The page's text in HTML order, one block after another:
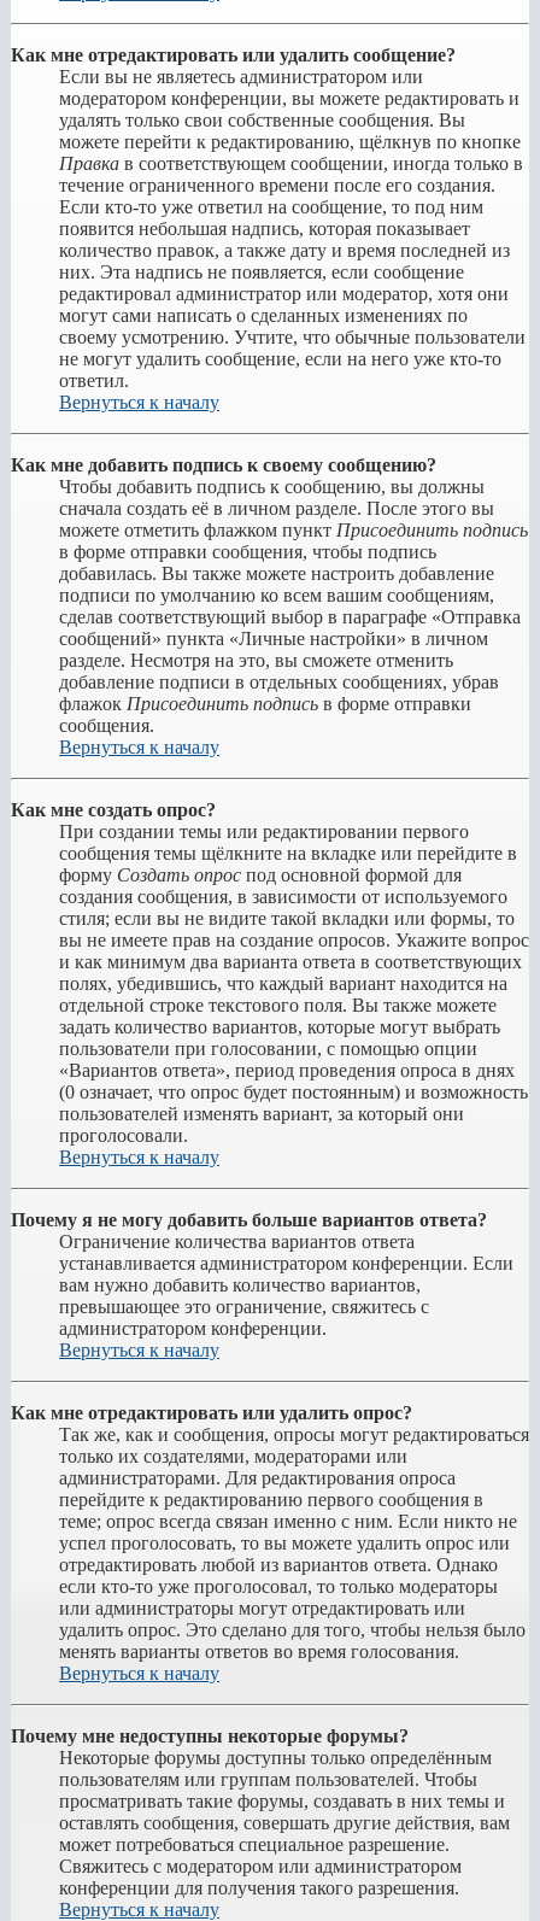
Как мне отредактировать или удалить сообщение?
Если вы не являетесь администратором или
модератором конференции, вы можете редактировать и
удалять только свои собственные сообщения. Вы
можете перейти к редактированию, щёлкнув по кнопке
Правка в соответствующем сообщении, иногда только в
течение ограниченного времени после его создания.
Если кто-то уже ответил на сообщение, то под ним
появится небольшая надпись, которая показывает
количество правок, а также дату и время последней из
них. Эта надпись не появляется, если сообщение
редактировал администратор или модератор, хотя они
могут сами написать о сделанных изменениях по
своему усмотрению. Учтите, что обычные пользователи
не могут удалить сообщение, если на него уже кто-то
ответил.
Вернуться к началу
Как мне добавить подпись к своему сообщению?
Чтобы добавить подпись к сообщению, вы должны
сначала создать её в личном разделе. После этого вы
можете отметить флажком пункт Присоединить подпись
в форме отправки сообщения, чтобы подпись
добавилась. Вы также можете настроить добавление
подписи по умолчанию ко всем вашим сообщениям,
сделав соответствующий выбор в параграфе «Отправка
сообщений» пункта «Личные настройки» в личном
разделе. Несмотря на это, вы сможете отменить
добавление подписи в отдельных сообщениях, убрав
флажок Присоединить подпись в форме отправки
сообщения.
Вернуться к началу
Как мне создать опрос?
При создании темы или редактировании первого
сообщения темы щёлкните на вкладке или перейдите в
форму Создать опрос под основной формой для
создания сообщения, в зависимости от используемого
стиля; если вы не видите такой вкладки или формы, то
вы не имеете прав на создание опросов. Укажите вопрос
и как минимум два варианта ответа в соответствующих
полях, убедившись, что каждый вариант находится на
отдельной строке текстового поля. Вы также можете
задать количество вариантов, которые могут выбрать
пользователи при голосовании, с помощью опции
«Вариантов ответа», период проведения опроса в днях
(0 означает, что опрос будет постоянным) и возможность
пользователей изменять вариант, за который они
проголосовали.
Вернуться к началу
Почему я не могу добавить больше вариантов ответа?
Ограничение количества вариантов ответа
устанавливается администратором конференции. Если
вам нужно добавить количество вариантов,
превышающее это ограничение, свяжитесь с
администратором конференции.
Вернуться к началу
Как мне отредактировать или удалить опрос?
Так же, как и сообщения, опросы могут редактироваться
только их создателями, модераторами или
администраторами. Для редактирования опроса
перейдите к редактированию первого сообщения в
теме; опрос всегда связан именно с ним. Если никто не
успел проголосовать, то вы можете удалить опрос или
отредактировать любой из вариантов ответа. Однако
если кто-то уже проголосовал, то только модераторы
или администраторы могут отредактировать или
удалить опрос. Это сделано для того, чтобы нельзя было
менять варианты ответов во время голосования.
Вернуться к началу
Почему мне недоступны некоторые форумы?
Некоторые форумы доступны только определённым
пользователям или группам пользователей. Чтобы
просматривать такие форумы, создавать в них темы и
оставлять сообщения, совершать другие действия, вам
может потребоваться специальное разрешение.
Свяжитесь с модератором или администратором
конференции для получения такого разрешения.
Вернуться к началу